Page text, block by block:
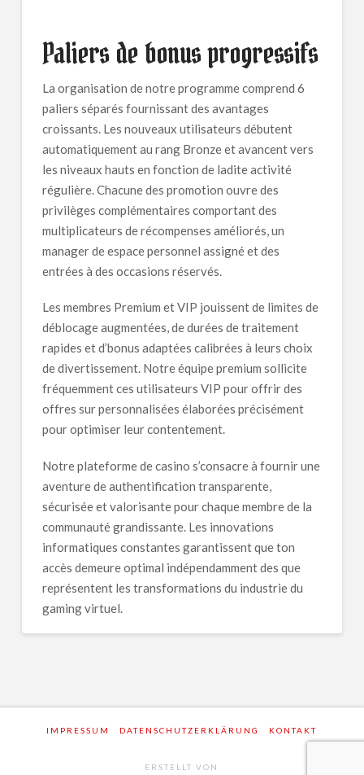
Paliers de bonus progressifs
La organisation de notre programme comprend 6
paliers séparés fournissant des avantages
croissants. Les nouveaux utilisateurs débutent
automatiquement au rang Bronze et avancent vers
les niveaux hauts en fonction de ladite activité
régulière. Chacune des promotion ouvre des
privilèges complémentaires comportant des
multiplicateurs de récompenses améliorés, un
manager de espace personnel assigné et des
entrées à des occasions réservés.
Les membres Premium et VIP jouissent de limites de
déblocage augmentées, de durées de traitement
rapides et d’bonus adaptées calibrées à leurs choix
de divertissement. Notre équipe premium sollicite
fréquemment ces utilisateurs VIP pour offrir des
offres sur personnalisées élaborées précisément
pour optimiser leur contentement.
Notre plateforme de casino s’consacre à fournir une
aventure de authentification transparente,
sécurisée et valorisante pour chaque membre de la
communauté grandissante. Les innovations
informatiques constantes garantissent que ton
accès demeure optimal indépendamment des que
représentent les transformations du industrie du
gaming virtuel.
pour
Accéder
IMPRESSUM DATENSCHUTZERKLÄRUNG KONTAKT
ERSTELLT VON